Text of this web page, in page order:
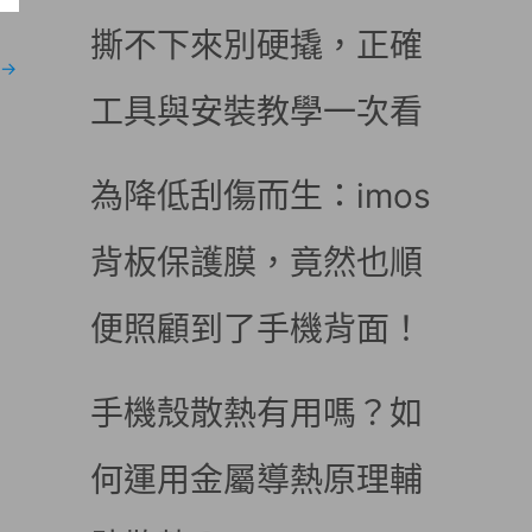
→
撕不下來別硬撬，正確
工具與安裝教學一次看
為降低刮傷而生：imos
背板保護膜，竟然也順
便照顧到了手機背面！
手機殼散熱有用嗎？如
何運用金屬導熱原理輔